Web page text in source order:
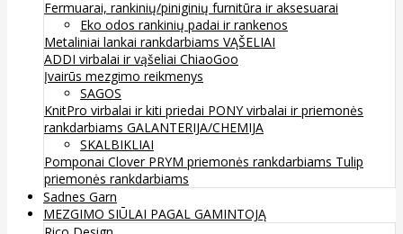
Fermuarai, rankinių/piniginių furnitūra ir aksesuarai
Eko odos rankinių padai ir rankenos
Metaliniai lankai rankdarbiams VĄŠELIAI
ADDI virbalai ir vąšeliai ChiaoGoo
Įvairūs mezgimo reikmenys
SAGOS
KnitPro virbalai ir kiti priedai PONY virbalai ir priemonės
rankdarbiams GALANTERIJA/CHEMIJA
SKALBIKLIAI
Pomponai Clover PRYM priemonės rankdarbiams Tulip
priemonės rankdarbiams
Sadnes Garn
MEZGIMO SIŪLAI PAGAL GAMINTOJĄ